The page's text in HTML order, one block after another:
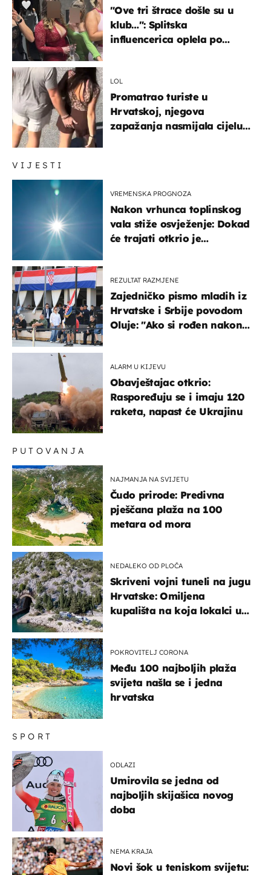
VIJESTI
VREMENSKA PROGNOZA
Nakon vrhunca toplinskog
vala stiže osvježenje: Dokad
će trajati otkrio je
REZULTAT RAZMJENE
Zajedničko pismo mladih iz
Hrvatske i Srbije povodom
Oluje: "Ako si rođen nakon
ALARM U KIJEVU
Obavještajac otkrio:
Raspoređuju se i imaju 120
raketa, napast će Ukrajinu
"Ove tri štrace došle su u
klub…": Splitska
influencerica oplela po
LOL
Promatrao turiste u
Hrvatskoj, njegova
zapažanja nasmijala cijelu
SPORT
ODLAZI
Umirovila se jedna od
najboljih skijašica novog
doba
NEMA KRAJA
Novi šok u teniskom svijetu:
PUTOVANJA
NAJMANJA NA SVIJETU
Čudo prirode: Predivna
pješčana plaža na 100
metara od mora
NEDALEKO OD PLOČA
Skriveni vojni tuneli na jugu
Hrvatske: Omiljena
kupališta na koja lokalci u
POKROVITELJ CORONA
Među 100 najboljih plaža
svijeta našla se i jedna
hrvatska